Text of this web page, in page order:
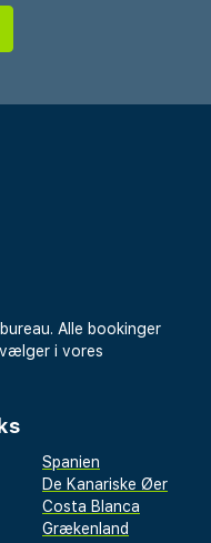
Alle bookinger
i vores
Spanien
De Kanariske Øer
Costa Blanca
Grækenland